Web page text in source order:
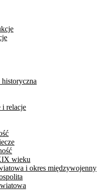
i relacje
wieku
i okres międzywojenny